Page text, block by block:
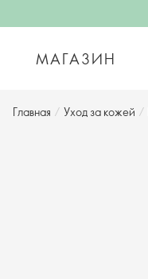
МАГАЗИН
Главная / Уход за кожей /